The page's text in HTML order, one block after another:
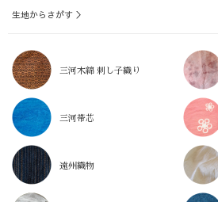
生地からさがす ＞
三河木綿 刺し子織り
三河帯芯
遠州織物